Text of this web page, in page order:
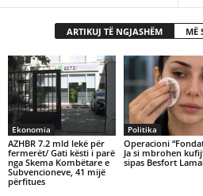
ARTIKUJ TË NGJASHËM MË
Ekonomia
AZHBR 7.2 mld lekë për
fermerët/ Gati kësti i parë
nga Skema Kombëtare e
Subvencioneve, 41 mijë
përfitues
Politika
Operacioni
Ja si mbrohen
sipas Besfort